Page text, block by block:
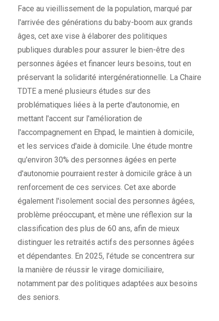
Face au vieillissement de la population, marqué par
l'arrivée des générations du baby-boom aux grands
âges, cet axe vise à élaborer des politiques
publiques durables pour assurer le bien-être des
personnes âgées et financer leurs besoins, tout en
préservant la solidarité intergénérationnelle. La Chaire
TDTE a mené plusieurs études sur des
problématiques liées à la perte d'autonomie, en
mettant l'accent sur l'amélioration de
l'accompagnement en Ehpad, le maintien à domicile,
et les services d'aide à domicile. Une étude montre
qu'environ 30% des personnes âgées en perte
d'autonomie pourraient rester à domicile grâce à un
renforcement de ces services. Cet axe aborde
également l'isolement social des personnes âgées,
problème préoccupant, et mène une réflexion sur la
classification des plus de 60 ans, afin de mieux
distinguer les retraités actifs des personnes âgées
et dépendantes. En 2025, l’étude se concentrera sur
la manière de réussir le virage domiciliaire,
notamment par des politiques adaptées aux besoins
des seniors.